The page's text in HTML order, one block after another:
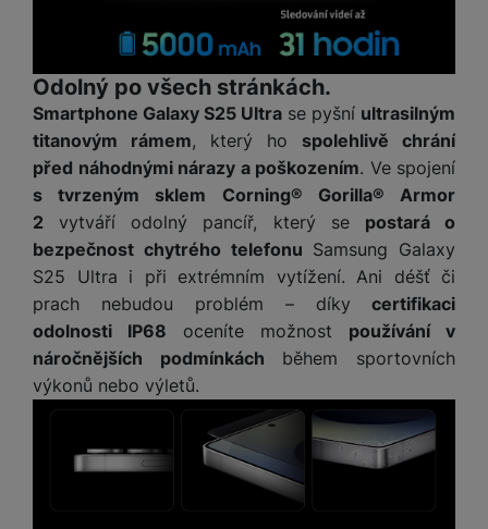
Odolný po všech stránkách.
Smartphone Galaxy S25 Ultra se pyšní ultrasilným
titanovým rámem, který ho spolehlivě chrání
před náhodnými nárazy a poškozením. Ve spojení
s tvrzeným sklem Corning® Gorilla® Armor
2 vytváří odolný pancíř, který se postará o
bezpečnost chytrého telefonu Samsung Galaxy
S25 Ultra i při extrémním vytížení. Ani déšť či
prach nebudou problém – díky certifikaci
odolnosti IP68 oceníte možnost používání v
náročnějších podmínkách během sportovních
výkonů nebo výletů.